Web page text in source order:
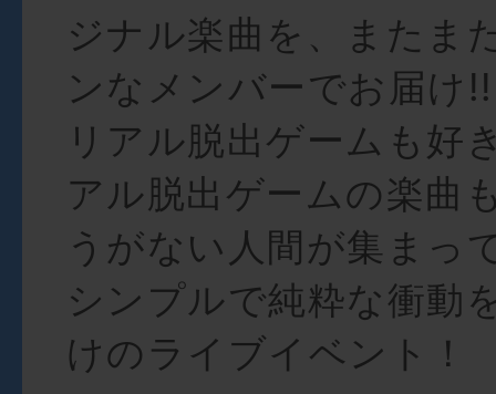
ジナル楽曲を、またま
ンなメンバーでお届け!!
リアル脱出ゲームも好
アル脱出ゲームの楽曲
うがない人間が集まっ
シンプルで純粋な衝動
けのライブイベント！